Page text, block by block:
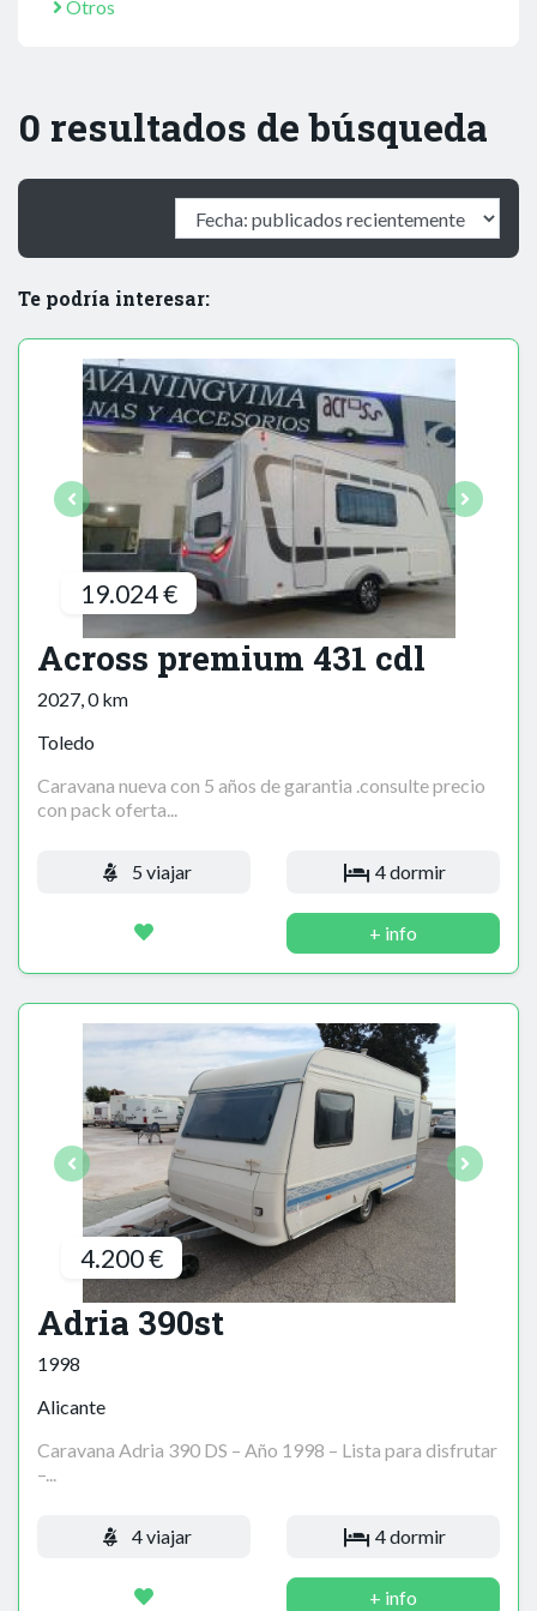
Otros
0 resultados de búsqueda
Te podría interesar:
19.024 €
Across premium 431 cdl
2027, 0 km
Toledo
Caravana nueva con 5 años de garantia .consulte precio
con pack oferta...
5 viajar 4 dormir
+ info
4.200 €
Adria 390st
1998
Alicante
Caravana Adria 390 DS – Año 1998 – Lista para disfrutar
–...
4 viajar 4 dormir
+ info